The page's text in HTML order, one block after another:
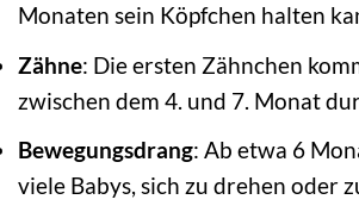
Monaten sein Köpfchen halten
Zähne: Die ersten Zähnchen
zwischen dem 4. und 7. Monat
Bewegungsdrang: Ab etwa 6
viele Babys, sich zu drehen oder